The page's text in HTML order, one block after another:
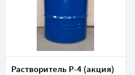
Растворитель Р-4 (акция)